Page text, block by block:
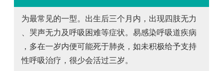
为最常见的一型。出生后三个月内，出现四肢无力
、哭声无力及呼吸困难等症状。易感染呼吸道疾病
，多在一岁内便可能死于肺炎，如未积极给予支持
性呼吸治疗，很少会活过三岁。